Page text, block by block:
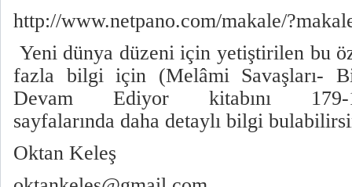
http://www.netpano.com/makale/
Yeni dünya düzeni için yetiştirilen bu
fazla bilgi için (Melâmi Savaşları-
Devam Ediyor kitabını 179-
sayfalarında daha detaylı bilgi
Oktan Keleş